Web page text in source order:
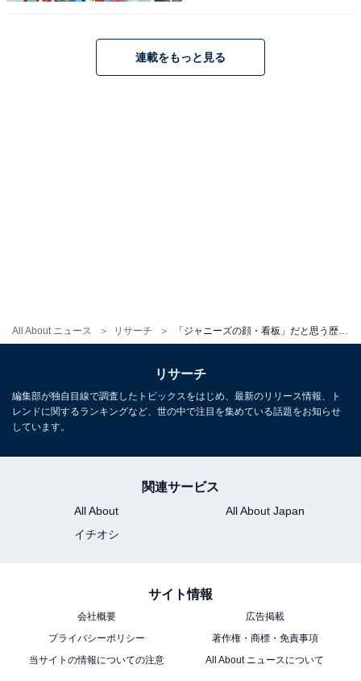
All About ニュース リサーチ
連載をもっと見る
リサーチ
編集部が独自目線で調査したトピックスをはじめ、最新のリリース情報、ト
レンドに関するランキングなど、世の中で注目を集めている話題をお知らせ
しています。
関連サービス
All About
All About Japan
イチオシ
サイト情報
会社概要
広告掲載
プライバシーポリシー
著作権・商標・免責事項
当サイトの情報についての注意
All About ニュースについて